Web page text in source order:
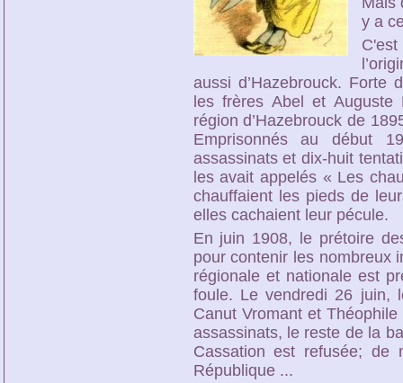
y a
aussi d’Hazebrouck. Forte
les frères Abel et
région d’Hazebrouck de
Emprisonnés au début
assassinats et dix-huit
les avait appelés « Les
chauffaient les pieds de
elles cachaient leur pécule.
En juin 1908, le prétoire
pour contenir les nombreux
régionale et nationale est
foule. Le vendredi 26 juin,
Canut Vromant et
assassinats, le reste de la
Cassation est refusée;
République ...